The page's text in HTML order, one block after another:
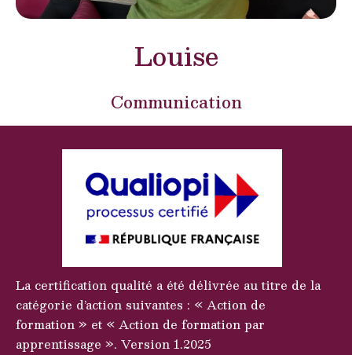
Louise
Communication
La certification qualité a été délivrée au titre de la
catégorie d’action suivantes : « Action de
formation » et « Action de formation par
apprentissage ». Version 1.2025